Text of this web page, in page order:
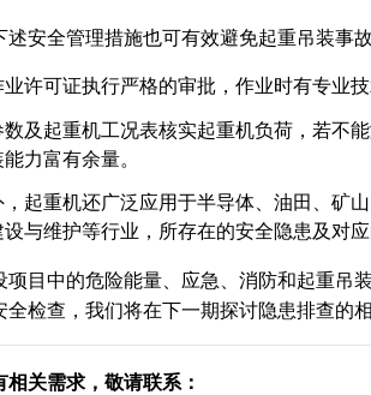
安全管理措施也可有效避免起重吊装事
许可证执行严格的审批，作业时有专业
及起重机工况表核实起重机负荷，若不
力富有余量。
，起重机还广泛应用于半导体、油田、矿
与维护等行业，所存在的安全隐患及对应
目中的危险能量、应急、消防和起重吊
检查，我们将在下一期探讨隐患排查的相
关需求，敬请联系：